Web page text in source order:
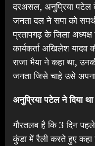
दरअसल, अनुप्रिया पटेल के
जनता दल ने सपा को
प्रतापगढ़ के जिला
कार्यकर्ता अखिलेश
राजा भैया ने कहा था,
जनता जिसे चाहे उसे अपना
अनुप्रिया पटेल ने दिया
गौरतलब है कि 3 दिन
कुंडा में रैली करते हुए कहा